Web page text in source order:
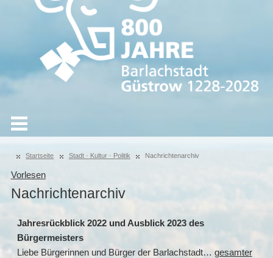
Startseite Stadt · Kultur · Politik Nachrichtenarchiv
Vorlesen
Nachrichtenarchiv
Jahresrückblick 2022 und Ausblick 2023 des
Bürgermeisters
Liebe Bürgerinnen und Bürger der Barlachstadt… gesamter